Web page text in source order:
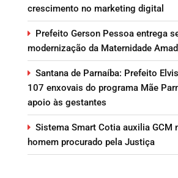
crescimento no marketing digital
Prefeito Gerson Pessoa entrega
modernização da Maternidade
Santana de Parnaíba: Prefeito
107 enxovais do programa Mãe
apoio às gestantes
Sistema Smart Cotia auxilia GCM
homem procurado pela Justiça